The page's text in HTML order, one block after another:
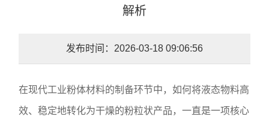
解析
发布时间：2026-03-18 09:06:56
在现代工业粉体材料的制备环节中，如何将液态物料高
效、稳定地转化为干燥的粉粒状产品，一直是一项核心